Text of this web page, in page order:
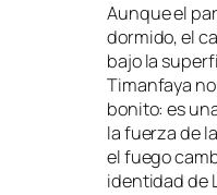
Aunque el
dormido, el
bajo la
Timanfaya
bonito: es
la fuerza de
el fuego
identidad de